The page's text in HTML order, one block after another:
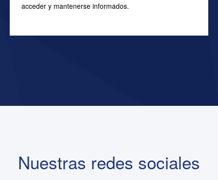
acceder y mantenerse informados.
Nuestras redes sociales